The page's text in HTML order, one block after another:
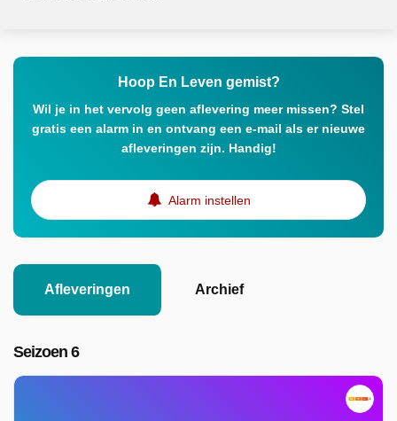
Hoop En Leven gemist?
Wil je in het vervolg geen aflevering meer missen? Stel
gratis een alarm in en ontvang een e-mail als er nieuwe
afleveringen zijn. Handig!
Alarm instellen
Afleveringen Archief
Seizoen 6